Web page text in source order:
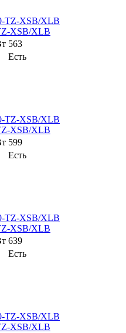
XSB/XLB
563
Есть
XSB/XLB
599
Есть
XSB/XLB
639
Есть
XSB/XLB